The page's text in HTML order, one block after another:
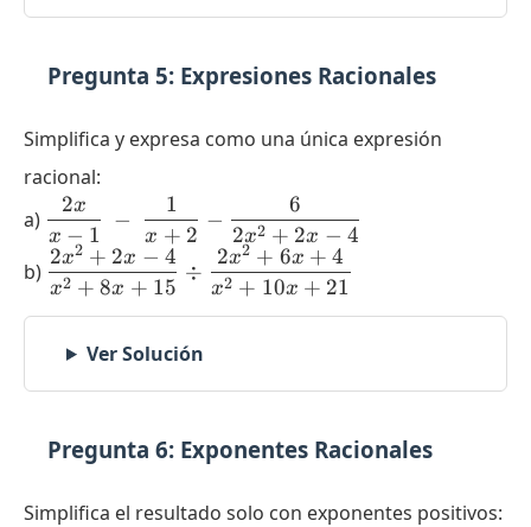
Pregunta 5: Expresiones Racionales
Simplifica y expresa como una única expresión
racional:
a)
\displaystyle
\dfrac{2x}
{x-1}\:-
\:\dfrac{1}
{x+2}-
\dfrac{6}
4}
x − 1
2x
−
x + 2
1
−
2x2 + 2x − 4
6
b)
\displaystyle
\dfrac{2x^2+2x-4}
{x^2+8x+15} \div
\dfrac{2x^2+6x+4}
{x^2+10x+21}
x2 + 8x + 15
2x2 + 2x − 4
÷
x2 + 10x + 21
2x2 + 6x + 4
Ver Solución
Pregunta 6: Exponentes Racionales
Simplifica el resultado solo con exponentes positivos: